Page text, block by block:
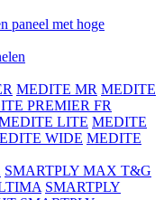
paneel met hoge
MEDITE MR MEDITE
PREMIER FR
LITE MEDITE
WIDE MEDITE
SMARTPLY MAX T&G
SMARTPLY